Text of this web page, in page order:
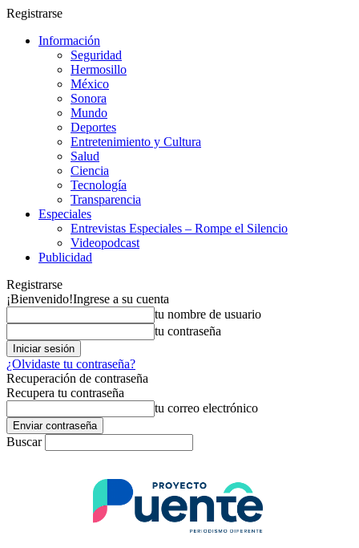
Registrarse
Información
Seguridad
Hermosillo
México
Sonora
Mundo
Deportes
Entretenimiento y Cultura
Salud
Ciencia
Tecnología
Transparencia
Especiales
Entrevistas Especiales – Rompe el Silencio
Videopodcast
Publicidad
Registrarse
¡Bienvenido!Ingrese a su cuenta
tu nombre de usuario
tu contraseña
¿Olvidaste tu contraseña?
Recuperación de contraseña
Recupera tu contraseña
tu correo electrónico
Buscar